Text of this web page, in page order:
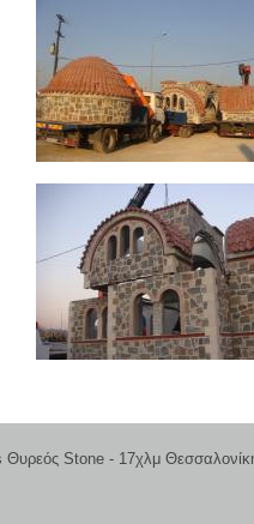
Θυρεός Stone - 17χλμ